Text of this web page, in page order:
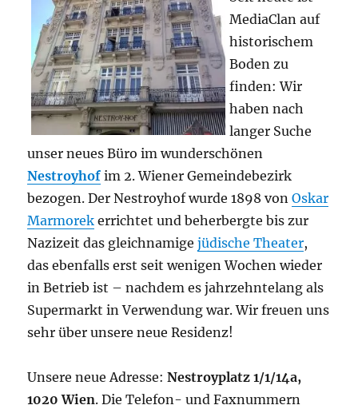
MediaClan auf
historischem
Boden zu
finden: Wir
haben nach
langer Suche
unser neues Büro im wunderschönen
Nestroyhof im 2. Wiener Gemeindebezirk
bezogen. Der Nestroyhof wurde 1898 vonOskar
Marmorek errichtet und beherbergte bis zur
Nazizeit das gleichnamigejüdische Theater,
das ebenfalls erst seit wenigen Wochen wieder
in Betrieb ist – nachdem es jahrzehntelang als
Supermarkt in Verwendung war. Wir freuen uns
sehr über unsere neue Residenz!
Unsere neue Adresse:Nestroyplatz 1/1/14a,
1020 Wien. Die Telefon- und Faxnummern